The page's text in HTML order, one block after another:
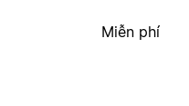
Miễn phí